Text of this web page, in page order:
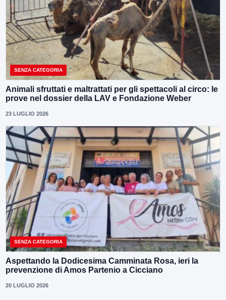
SENZA CATEGORIA
Animali sfruttati e maltrattati per gli spettacoli al circo: le
prove nel dossier della LAV e Fondazione Weber
23 LUGLIO 2026
SENZA CATEGORIA
Aspettando la Dodicesima Camminata Rosa, ieri la
prevenzione di Amos Partenio a Cicciano
20 LUGLIO 2026